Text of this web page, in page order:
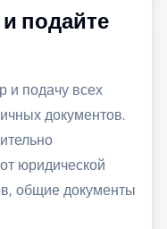
подайте
и подачу всех
документов.
юридической
общие документы